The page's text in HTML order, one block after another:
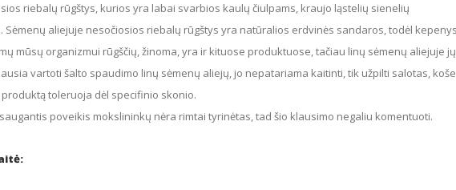
aliejuje nesočiosios riebalų rūgštys yra natūralios erdvinės sandaros, todėl
mūsų organizmui rūgščių, žinoma, yra ir kituose produktuose, tačiau linų sėmenų aliejuje jų
vartoti šalto spaudimo linų sėmenų aliejų, jo nepatariama kaitinti, tik užpilti salotas,
toleruoja dėl specifinio skonio.
poveikis mokslininkų nėra rimtai tyrinėtas, tad šio klausimo negaliu komentuoti.